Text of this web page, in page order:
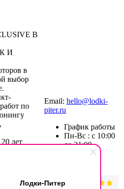
Лодки-Питер
В
И
в
выбор
по
,
лет
лодки и
с
Email: hello@lodki-
piter.ru
График работы
Пн-Вс : с 10:00
до 21:00
без обеда и